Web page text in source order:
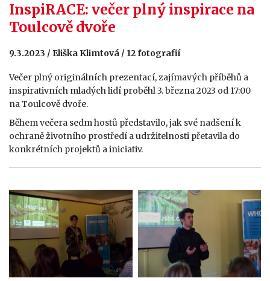
InspiRACE: večer plný inspirace na
Toulcově dvoře
9.3.2023 / Eliška Klimtová / 12 fotografií
Večer plný originálních prezentací, zajímavých příběhů a
inspirativních mladých lidí proběhl 3. března 2023 od 17:00
na Toulcově dvoře.
Během večera sedm hostů představilo, jak své nadšení k
ochraně životního prostředí a udržitelnosti přetavila do
konkrétních projektů a iniciativ.